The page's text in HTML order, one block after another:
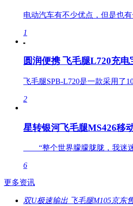
电动汽车有不少优点，但是也
1
圆润便携 飞毛腿L720充电
飞毛腿SPB-L720是一款采用了
2
星转银河飞毛腿MS426移
“整个世界朦朦胧胧，我迷
6
更多资讯
双U极速输出 飞毛腿M105京东